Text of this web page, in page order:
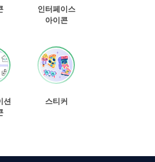
인터페이스
아이콘
션
스티커